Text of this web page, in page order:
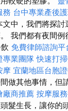
務 台中專業產後
文中，我們將探
我們都有夜間
免費律師諮詢平
專業團隊 快速打
摩 宜蘭地區台胞
做其他事情，但
廠商推薦 按摩服
髮生長，讓你